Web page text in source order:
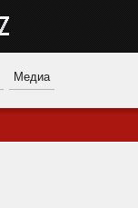
Медиа